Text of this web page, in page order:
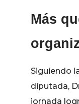
Más
Siguiendo
diputada,
jornada